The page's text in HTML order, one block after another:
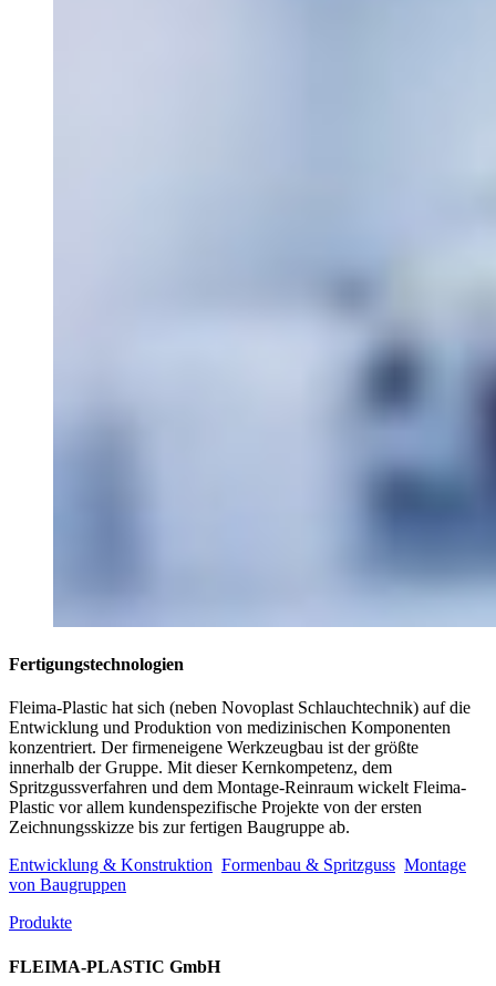
Fertigungstechnologien
Fleima-Plastic hat sich (neben Novoplast Schlauchtechnik) auf die
Entwicklung und Produktion von medizinischen Komponenten
konzentriert. Der firmeneigene Werkzeugbau ist der größte
innerhalb der Gruppe. Mit dieser Kernkompetenz, dem
Spritzgussverfahren und dem Montage-Reinraum wickelt Fleima-
Plastic vor allem kundenspezifische Projekte von der ersten
Zeichnungsskizze bis zur fertigen Baugruppe ab.
Entwicklung & Konstruktion Formenbau & Spritzguss Montage
von Baugruppen
Produkte
FLEIMA-PLASTIC GmbH